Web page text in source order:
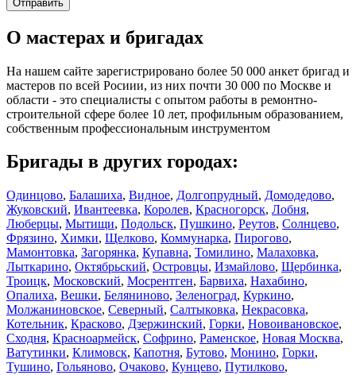
О мастерах и бригадах
На нашем сайте зарегистрировано более 50 000 анкет бригад и
мастеров по всей Росиии, из них почти 30 000 по Москве и
области - это специалисты с опытом работы в ремонтно-
строительной сфере более 10 лет, профильным образованием,
собственным профессиональным инструментом
Бригады в других городах:
Одинцово, Балашиха, Видное, Долгопрудный, Домодедово,
Жуковский, Ивантеевка, Королев, Красногорск, Лобня,
Люберцы, Мытищи, Подольск, Пушкино, Реутов, Солнцево,
Фрязино, Химки, Щелково, Коммунарка, Пирогово,
Мамонтовка, Загорянка, Купавна, Томилино, Малаховка,
Лыткарино, Октябрьский, Островцы, Измайлово, Щербинка,
Троицк, Московский, Мосрентген, Барвиха, Нахабино,
Опалиха, Вешки, Беляниново, Зеленоград, Куркино,
Молжаниновское, Северный, Салтыковка, Некрасовка,
Котельник, Красково, Дзержинский, Горки, Новоивановское,
Сходня, Красноармейск, Софрино, Раменское, Новая Москва,
Ватутинки, Климовск, Капотня, Бутово, Монино, Горки,
Тушино, Гольяново, Очаково, Кунцево, Путилково,